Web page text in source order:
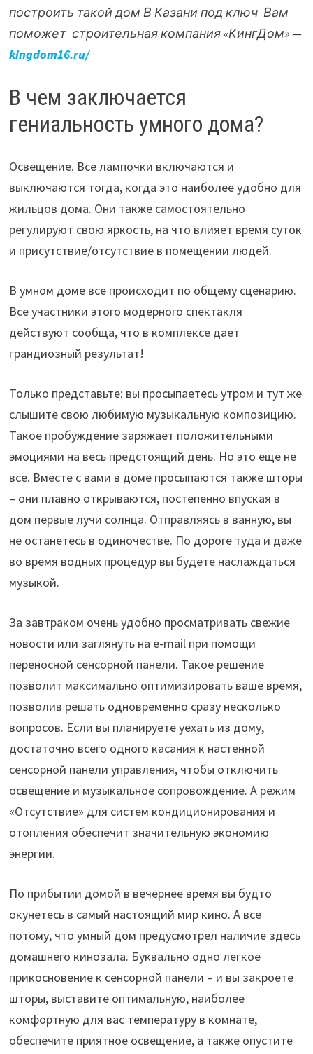
построить такой дом В Казани под ключ Вам
поможет строительная компания «КингДом» —
kingdom16.ru/
В чем заключается
гениальность умного дома?
Освещение. Все лампочки включаются и
выключаются тогда, когда это наиболее удобно для
жильцов дома. Они также самостоятельно
регулируют свою яркость, на что влияет время суток
и присутствие/отсутствие в помещении людей.
В умном доме все происходит по общему сценарию.
Все участники этого модерного спектакля
действуют сообща, что в комплексе дает
грандиозный результат!
Только представьте: вы просыпаетесь утром и тут же
слышите свою любимую музыкальную композицию.
Такое пробуждение заряжает положительными
эмоциями на весь предстоящий день. Но это еще не
все. Вместе с вами в доме просыпаются также шторы
– они плавно открываются, постепенно впуская в
дом первые лучи солнца. Отправляясь в ванную, вы
не останетесь в одиночестве. По дороге туда и даже
во время водных процедур вы будете наслаждаться
музыкой.
За завтраком очень удобно просматривать свежие
новости или заглянуть на e-mail при помощи
переносной сенсорной панели. Такое решение
позволит максимально оптимизировать ваше время,
позволив решать одновременно сразу несколько
вопросов. Если вы планируете уехать из дому,
достаточно всего одного касания к настенной
сенсорной панели управления, чтобы отключить
освещение и музыкальное сопровождение. А режим
«Отсутствие» для систем кондиционирования и
отопления обеспечит значительную экономию
энергии.
По прибытии домой в вечернее время вы будто
окунетесь в самый настоящий мир кино. А все
потому, что умный дом предусмотрел наличие здесь
домашнего кинозала. Буквально одно легкое
прикосновение к сенсорной панели – и вы закроете
шторы, выставите оптимальную, наиболее
комфортную для вас температуру в комнате,
обеспечите приятное освещение, а также опустите